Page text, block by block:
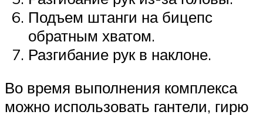
Подъем штанги на бицепс
обратным хватом.
Разгибание рук в наклоне.
Во время выполнения комплекса
можно использовать гантели, гирю